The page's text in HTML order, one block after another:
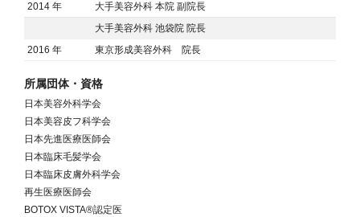
2014 年
大手美容外科 本院 副院長
大手美容外科 池袋院 院長
2016 年
東京形成美容外科 院長
所属団体・資格
日本美容外科学会
日本美容皮フ科学会
日本先進医療医師会
日本臨床毛髪学会
日本臨床皮膚外科学会
再生医療医師会
BOTOX VISTA®認定医